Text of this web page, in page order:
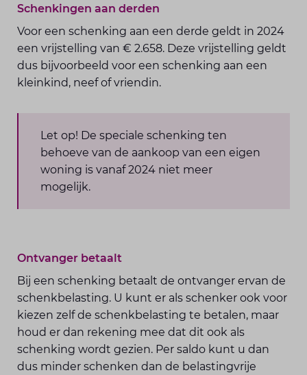
Schenkingen aan derden
Voor een schenking aan een derde geldt in 2024
een vrijstelling van € 2.658. Deze vrijstelling geldt
dus bijvoorbeeld voor een schenking aan een
kleinkind, neef of vriendin.
Let op! De speciale schenking ten
behoeve van de aankoop van een eigen
woning is vanaf 2024 niet meer
mogelijk.
Ontvanger betaalt
Bij een schenking betaalt de ontvanger ervan de
schenkbelasting. U kunt er als schenker ook voor
kiezen zelf de schenkbelasting te betalen, maar
houd er dan rekening mee dat dit ook als
schenking wordt gezien. Per saldo kunt u dan
dus minder schenken dan de belastingvrije